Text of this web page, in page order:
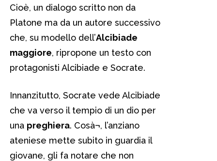
Cioè, un dialogo scritto non da
Platone ma da un autore successivo
che, su modello dell’Alcibiade
maggiore, ripropone un testo con
protagonisti Alcibiade e Socrate.
Innanzitutto, Socrate vede Alcibiade
che va verso il tempio di un dio per
una preghiera. Cosà¬, l’anziano
ateniese mette subito in guardia il
giovane, gli fa notare che non